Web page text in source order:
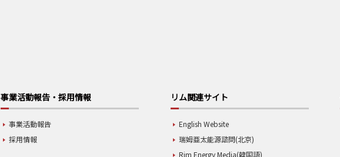
事業活動報告・採用情報
事業活動報告
採用情報
リム関連サイト
English Website
瑞姆亜太能源諮問(北京)
Rim Energy Media(韓国語)